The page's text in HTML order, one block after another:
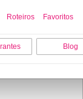
Roteiros Favoritos
Blog